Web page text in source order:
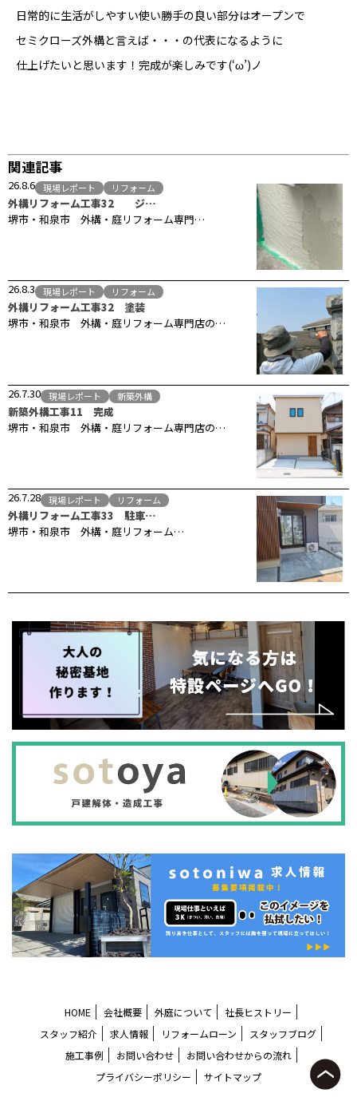
日常的に生活がしやすい使い勝手の良い部分はオープンで
セミクローズ外構と言えば・・・の代表になるように
仕上げたいと思います！完成が楽しみです(‘ω’)ノ
関連記事
26.8.6 現場レポート リフォーム
外構リフォーム工事32 ジ…
堺市・和泉市 外構・庭リフォーム専門…
26.8.3 現場レポート リフォーム
外構リフォーム工事32 塗装
堺市・和泉市 外構・庭リフォーム専門店の…
26.7.30 現場レポート 新築外構
新築外構工事11 完成
堺市・和泉市 外構・庭リフォーム専門店の…
26.7.28 現場レポート リフォーム
外構リフォーム工事33 駐車…
堺市・和泉市 外構・庭リフォーム…
HOME 会社概要 外庭について
社長ヒストリー
スタッフ紹介
求人情報 リフォームローン
スタッフブログ
施工事例
お問い合わせ
お問い合わせからの流れ
プライバシーポリシー
サイトマップ